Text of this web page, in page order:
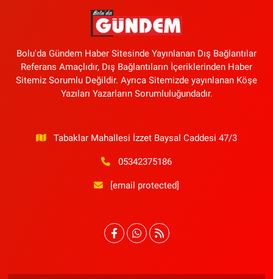
Bolu'da Gündem Haber Sitesinde Yayınlanan Dış Bağlantılar
Referans Amaçlıdır, Dış Bağlantıların İçeriklerinden Haber
Sitemiz Sorumlu Değildir. Ayrıca Sitemizde yayınlanan Köşe
Yazıları Yazarların Sorumluluğundadır.
Tabaklar Mahallesi İzzet Baysal Caddesi 47/3
05342375186
[email protected]